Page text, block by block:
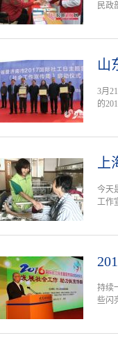
民政
山
3月
的
今天
工作
持续
些闪